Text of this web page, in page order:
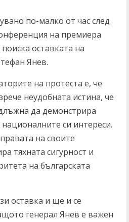
по-малко от час след
на премиера
оставката на
Янев.
на протеста е, че
неудобната истина, че
да демонстрира
си интереси.
на своите
тяхната сигурност и
на българската
оставка и ще и се
генерал Янев е важен